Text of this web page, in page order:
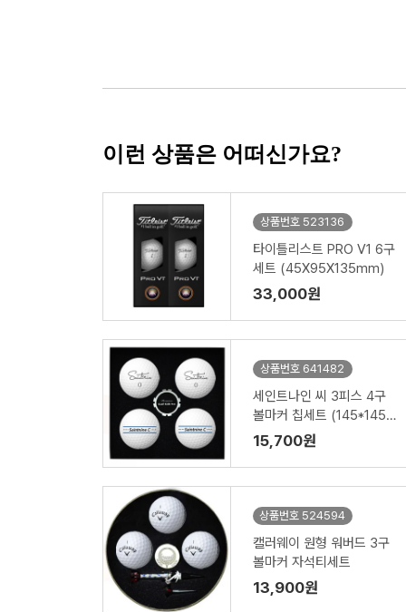
이런 상품은 어떠신가요?
상품번호 523136
타이틀리스트 PRO V1 6구
세트 (45X95X135mm)
33,000원
상품번호 641482
세인트나인 씨 3피스 4구
볼마커 칩세트 (145*145*
45mm)
15,700원
상품번호 524594
캘러웨이 원형 워버드 3구
볼마커 자석티세트
13,900원